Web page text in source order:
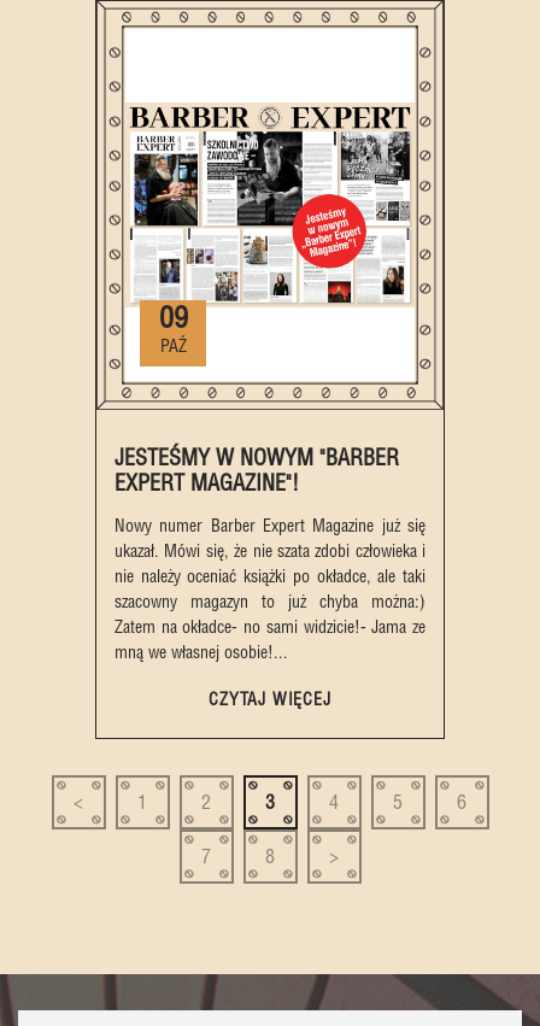
09
PAŹ
JESTEŚMY W NOWYM "BARBER
EXPERT MAGAZINE"!
Nowy numer Barber Expert Magazine już się
ukazał. Mówi się, że nie szata zdobi człowieka i
nie należy oceniać książki po okładce, ale taki
szacowny magazyn to już chyba można:)
Zatem na okładce- no sami widzicie!- Jama ze
mną we własnej osobie!...
CZYTAJ WIĘCEJ
< 1 2 3 4 5 6
7 8 >